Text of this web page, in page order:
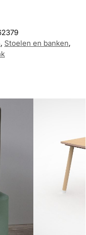
, Stoelen en banken,